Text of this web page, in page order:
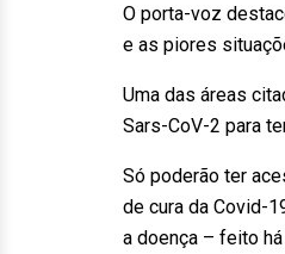
O porta-voz
e as piores
Uma das áreas
Sars-CoV-2 para
Só poderão ter
de cura da Covid-
a doença – feito